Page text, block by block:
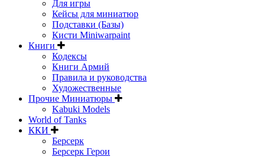
Для игры
Кейсы для миниатюр
Подставки (Базы)
Кисти Miniwarpaint
Книги
Кодексы
Книги Армий
Правила и руководства
Художественные
Прочие Миниатюры
Kabuki Models
World of Tanks
ККИ
Берсерк
Берсерк Герои